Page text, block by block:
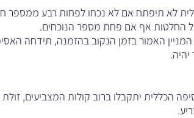
לא תיפתח אם לא נכחו לפחות רבע ממספר
החלטות אף אם פחת מספר הנוכחים.
האמור בזמן הנקוב בהזמנה, תידחה
הכללית יתקבלו ברוב קולות המצביעים,